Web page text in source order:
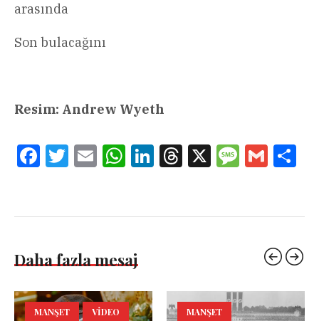
arasında
Son bulacağını
Resim: Andrew Wyeth
FacebookTwitterEmail WhatsAppLinkedInThreads
X Message
Gmail
Daha fazla mesaj
MANŞET VIDEO MANŞET